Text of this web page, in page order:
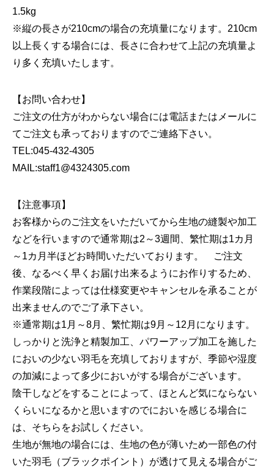
1.5kg
※縦の長さが210cmの場合の充填量になります。210cm
以上長くする場合には、長さに合わせて上記の充填量よ
り多く充填いたします。
【お問い合わせ】
ご注文の仕方がわからない場合には電話またはメールに
てご注文も承っておりますのでご連絡下さい。
TEL:045-432-4305
MAIL:staff1@4324305.com
【注意事項】
お客様からのご注文をいただいてから生地の縫製や加工
などを行いますので通常期は2～3週間、繁忙期は1カ月
～1カ月半ほどお時間いただいております。 ご注文
後、なるべく早くお届け出来るようにお作りするため、
作業段階によっては仕様変更やキャンセルを承ることが
出来ませんのでご了承下さい。
※通常期は1月～8月、繁忙期は9月～12月になります。
しっかりと洗浄と精製加工、パワーアップ加工を施した
においの少ない羽毛を充填しておりますが、季節や湿度
の加減によって多少においがする場合がございます。
陰干しなどをすることによって、ほとんど気にならない
くらいになるかと思いますのでにおいを感じる場合に
は、そちらをお試しください。
生地が無地の場合には、生地の色が薄いため一部色の付
いた羽毛（ブラックポイント）が透けて見える場合がご